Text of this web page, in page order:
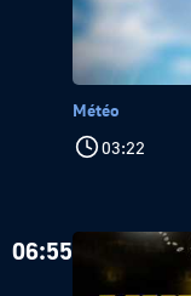
Météo
03:22
06:55